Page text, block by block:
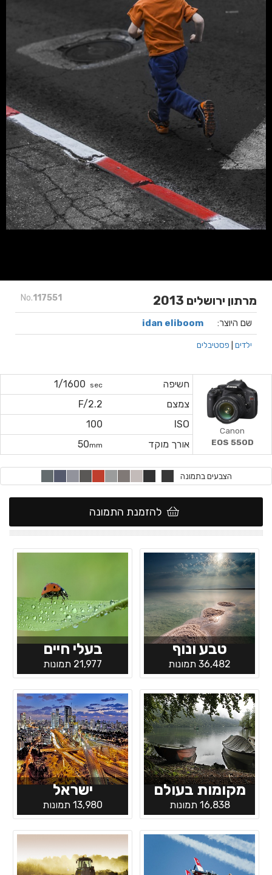
No.117551 מרתון ירושלים 2013
שם היוצר: idan eliboom
ילדים פסטיבלים
חשיפה sec
1/1600
צמצם
F/2.2
ISO
100
אורך מוקד
50mm
Canon
EOS 550D
הצבעים בתמונה
להזמנת התמונה
טבע ונוף
36,482 תמונות
בעלי חיים
21,977 תמונות
מקומות בעולם
16,838 תמונות
ישראל
13,980 תמונות